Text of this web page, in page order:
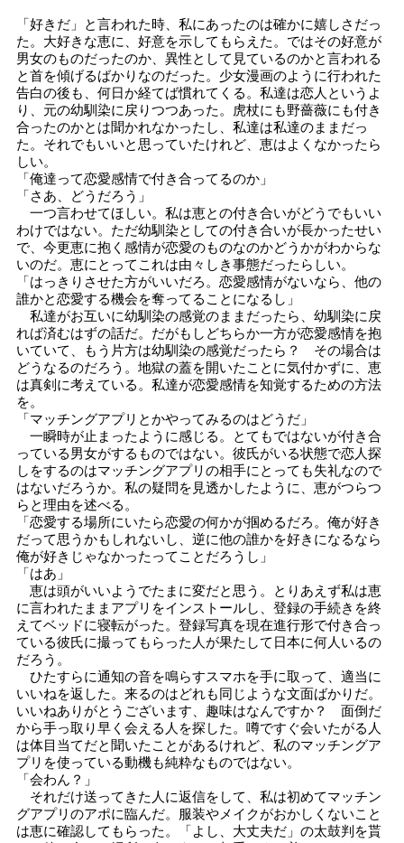
「好きだ」と言われた時、私にあったのは確かに嬉しさだっ
た。大好きな恵に、好意を示してもらえた。ではその好意が
男女のものだったのか、異性として見ているのかと言われる
と首を傾げるばかりなのだった。少女漫画のように行われた
告白の後も、何日か経てば慣れてくる。私達は恋人というよ
り、元の幼馴染に戻りつつあった。虎杖にも野薔薇にも付き
合ったのかとは聞かれなかったし、私達は私達のままだっ
た。それでもいいと思っていたけれど、恵はよくなかったら
しい。
「俺達って恋愛感情で付き合ってるのか」
「さあ、どうだろう」
一つ言わせてほしい。私は恵との付き合いがどうでもいい
わけではない。ただ幼馴染としての付き合いが長かったせい
で、今更恵に抱く感情が恋愛のものなのかどうかがわからな
いのだ。恵にとってこれは由々しき事態だったらしい。
「はっきりさせた方がいいだろ。恋愛感情がないなら、他の
誰かと恋愛する機会を奪ってることになるし」
私達がお互いに幼馴染の感覚のままだったら、幼馴染に戻
れば済むはずの話だ。だがもしどちらか一方が恋愛感情を抱
いていて、もう片方は幼馴染の感覚だったら？ その場合は
どうなるのだろう。地獄の蓋を開いたことに気付かずに、恵
は真剣に考えている。私達が恋愛感情を知覚するための方法
を。
「マッチングアプリとかやってみるのはどうだ」
一瞬時が止まったように感じる。とてもではないが付き合
っている男女がするものではない。彼氏がいる状態で恋人探
しをするのはマッチングアプリの相手にとっても失礼なので
はないだろうか。私の疑問を見透かしたように、恵がつらつ
らと理由を述べる。
「恋愛する場所にいたら恋愛の何かが掴めるだろ。俺が好き
だって思うかもしれないし、逆に他の誰かを好きになるなら
俺が好きじゃなかったってことだろうし」
「はあ」
恵は頭がいいようでたまに変だと思う。とりあえず私は恵
に言われたままアプリをインストールし、登録の手続きを終
えてベッドに寝転がった。登録写真を現在進行形で付き合っ
ている彼氏に撮ってもらった人が果たして日本に何人いるの
だろう。
ひたすらに通知の音を鳴らすスマホを手に取って、適当に
いいねを返した。来るのはどれも同じような文面ばかりだ。
いいねありがとうございます、趣味はなんですか？ 面倒だ
から手っ取り早く会える人を探した。噂ですぐ会いたがる人
は体目当てだと聞いたことがあるけれど、私のマッチングア
プリを使っている動機も純粋なものではない。
「会わん？」
それだけ送ってきた人に返信をして、私は初めてマッチン
グアプリのアポに臨んだ。服装やメイクがおかしくないこと
は恵に確認してもらった。「よし、大丈夫だ」の太鼓判を貰